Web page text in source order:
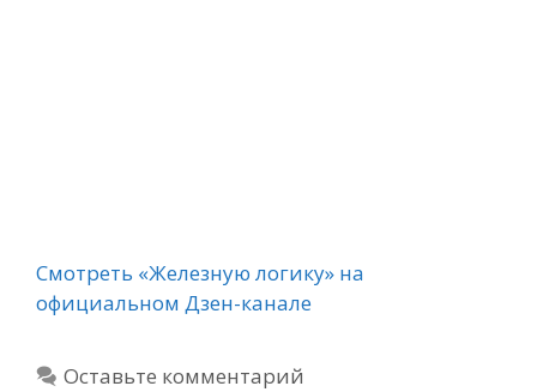
Смотреть «Железную логику» на
официальном Дзен-канале
Оставьте комментарий